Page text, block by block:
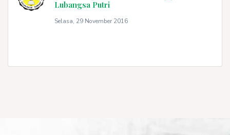
Lubangsa Putri
Selasa, 29 November 2016